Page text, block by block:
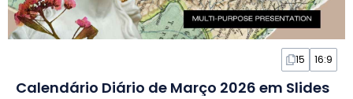
15 16:9
Calendário Diário de Março 2026 em Slides